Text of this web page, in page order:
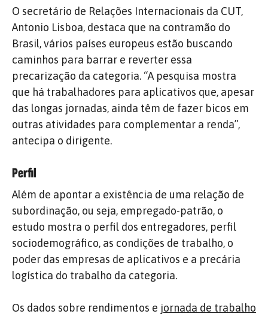
O secretário de Relações Internacionais da CUT,
Antonio Lisboa, destaca que na contramão do
Brasil, vários países europeus estão buscando
caminhos para barrar e reverter essa
precarização da categoria. “A pesquisa mostra
que há trabalhadores para aplicativos que, apesar
das longas jornadas, ainda têm de fazer bicos em
outras atividades para complementar a renda”,
antecipa o dirigente.
Perfil
Além de apontar a existência de uma relação de
subordinação, ou seja, empregado-patrão, o
estudo mostra o perfil dos entregadores, perfil
sociodemográfico, as condições de trabalho, o
poder das empresas de aplicativos e a precária
logística do trabalho da categoria.
Os dados sobre rendimentos e jornada de trabalho